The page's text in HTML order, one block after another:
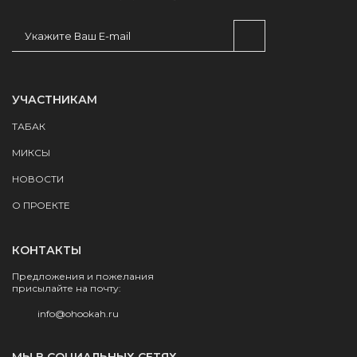
УЧАСТНИКАМ
ТАБАК
МИКСЫ
НОВОСТИ
О ПРОЕКТЕ
КОНТАКТЫ
Предложения и пожелания
присылайте на почту:
info@ohookah.ru